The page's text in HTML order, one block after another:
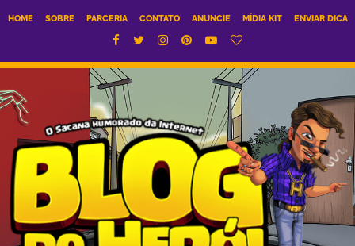
HOME SOBRE PARCERIA CONTATO ANUNCIE MÍDIA KIT ENVIAR DICA